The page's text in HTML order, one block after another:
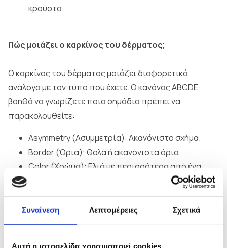
Συναίνεση Λεπτομέρειες Σχετικά
Αυτή η ιστοσελίδα χρησιμοποιεί cookies
κρούστα.
Πώς μοιάζει ο καρκίνος του δέρματος;
Ο καρκίνος του δέρματος μοιάζει διαφορετικά
ανάλογα με τον τύπο που έχετε. Ο κανόνας ABCDE
βοηθά να γνωρίζετε ποια σημάδια πρέπει να
παρακολουθείτε:
Asymmetry (Ασυμμετρία): Ακανόνιστο σχήμα.
Border (Όρια): Θολά ή ακανόνιστα όρια.
Color (Χρώμα): Ελιά με περισσότερα από ένα
Diameter (Διάμετρος): Μεγαλύτερη από τη γόμα
ενός μολυβιού (6 χιλιοστά).
Evolution (Εξέλιξη): Μεγαλώνει ή αλλάζει σχήμα,